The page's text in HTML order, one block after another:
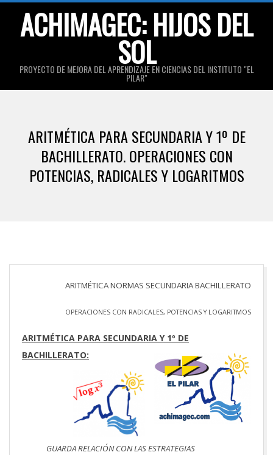
ACHIMAGEC: HIJOS DEL
SOL
PROYECTO DE MEJORA DEL APRENDIZAJE EN CIENCIAS DEL INSTITUTO "EL
PILAR"
MenuARITMÉTICA PARA SECUNDARIA Y 1º DE
BACHILLERATO. OPERACIONES CON
POTENCIAS, RADICALES Y LOGARITMOS
ARITMÉTICA NORMAS SECUNDARIA BACHILLERATO
OPERACIONES CON RADICALES, POTENCIAS Y LOGARITMOS
ARITMÉTICA PARA SECUNDARIA Y 1º DE
BACHILLERATO:
GUARDA RELACIÓN CON LAS ESTRATEGIAS